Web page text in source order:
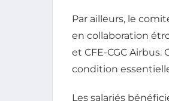
Par ailleurs, le
en collaboration
et CFE-CGC
condition
Les salariés